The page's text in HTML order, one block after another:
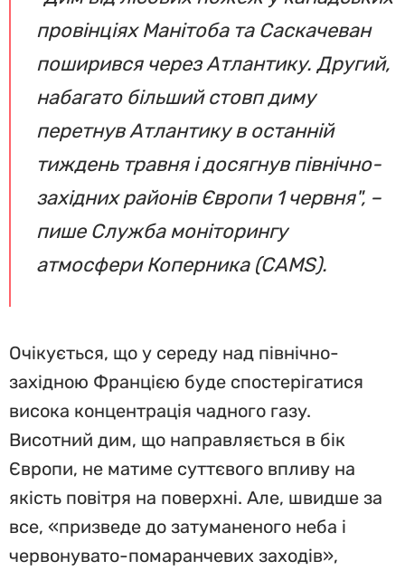
провінціях Манітоба та Саскачеван
поширився через Атлантику. Другий,
набагато більший стовп диму
перетнув Атлантику в останній
тиждень травня і досягнув північно-
західних районів Європи 1 червня", –
пише Служба моніторингу
атмосфери Коперника (CAMS).
Очікується, що у середу над північно-
західною Францією буде спостерігатися
висока концентрація чадного газу.
Висотний дим, що направляється в бік
Європи, не матиме суттєвого впливу на
якість повітря на поверхні. Але, швидше за
все, «призведе до затуманеного неба і
червонувато-помаранчевих заходів»,